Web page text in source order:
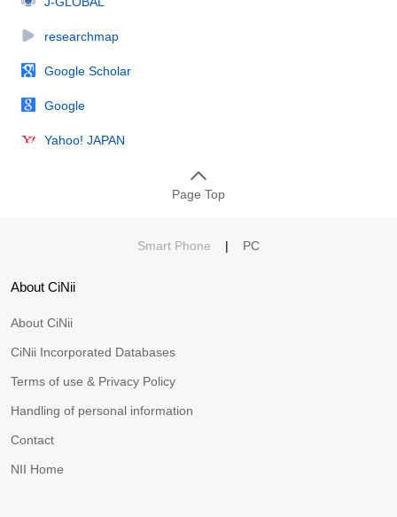
researchmap
Google Scholar
Google
Yahoo! JAPAN
Page Top
Smart Phone | PC
About CiNii
About CiNii
CiNii Incorporated Databases
Terms of use & Privacy Policy
Handling of personal information
Contact
NII Home